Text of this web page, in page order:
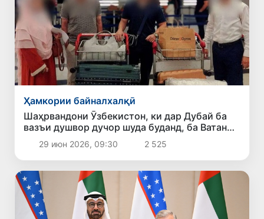
Ҳамкории байналхалқӣ
Шаҳрвандони Ӯзбекистон, ки дар Дубай ба
вазъи душвор дучор шуда буданд, ба Ватан
баргардонида шуданд
29 июн 2026, 09:30 2 525